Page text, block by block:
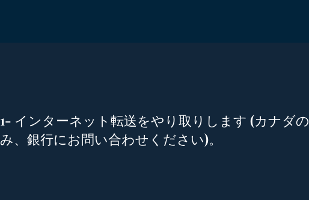
1- インターネット転送をやり取りします (カナダの
み、銀行にお問い合わせください)。